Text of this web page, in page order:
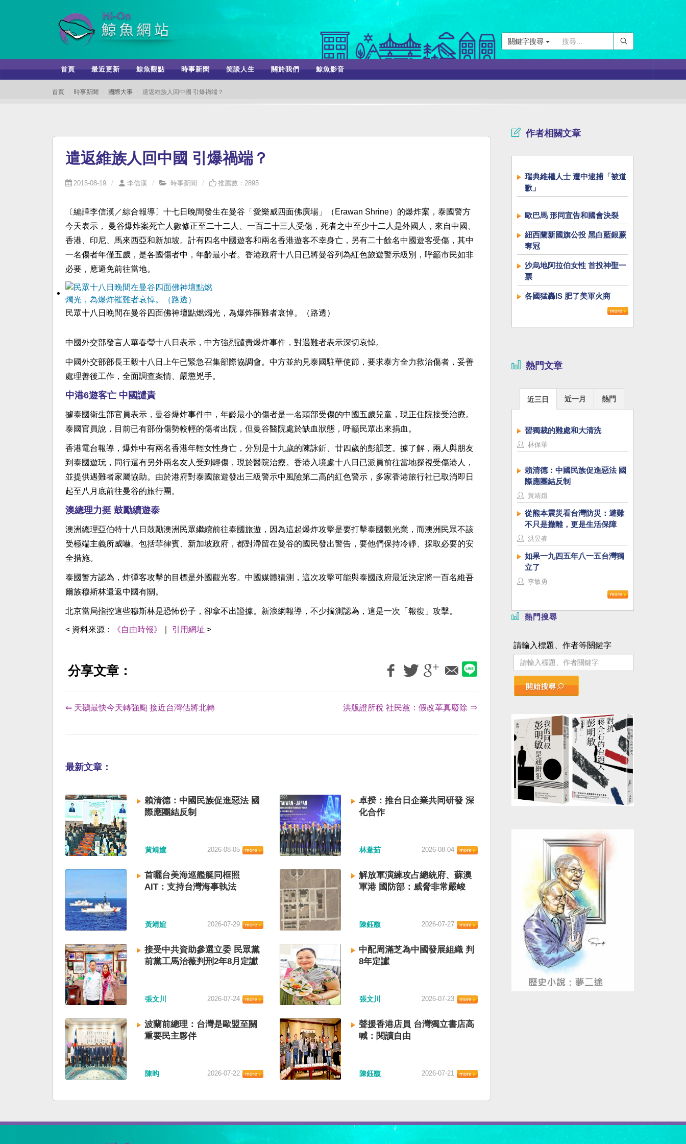
關鍵字搜尋
首頁 最近更新 鯨魚觀點 時事新聞 笑談人生 關於我們 鯨魚影音
首頁 時事新聞 國際大事 遣返維族人回中國 引爆禍端？
遣返維族人回中國 引爆禍端？
2015-08-19 李信漢 時事新聞 推薦數：2895
〔編譯李信漢／綜合報導〕十七日晚間發生在曼谷「愛樂威四面佛廣場」（Erawan Shrine）的爆炸案，泰國警方
今天表示， 曼谷爆炸案死亡人數修正至二十二人、一百二十三人受傷，死者之中至少十二人是外國人，來自中國、
香港、印尼、馬來西亞和新加坡。計有四名中國遊客和兩名香港遊客不幸身亡，另有二十餘名中國遊客受傷，其中
一名傷者年僅五歲，是各國傷者中，年齡最小者。香港政府十八日已將曼谷列為紅色旅遊警示級別，呼籲市民如非
必要，應避免前往當地。
民眾十八日晚間在曼谷四面佛神壇點燃燭光，為爆炸罹難者哀悼。（路透）
中國外交部發言人華春瑩十八日表示，中方強烈譴責爆炸事件，對遇難者表示深切哀悼。
中國外交部部長王毅十八日上午已緊急召集部際協調會。中方並約見泰國駐華使節，要求泰方全力救治傷者，妥善
處理善後工作，全面調查案情、嚴懲兇手。
中港6遊客亡 中國譴責
據泰國衛生部官員表示，曼谷爆炸事件中，年齡最小的傷者是一名頭部受傷的中國五歲兒童，現正住院接受治療。
泰國官員說，目前已有部份傷勢較輕的傷者出院，但曼谷醫院處於缺血狀態，呼籲民眾出來捐血。
香港電台報導，爆炸中有兩名香港年輕女性身亡，分別是十九歲的陳詠釿、廿四歲的彭韻芝。據了解，兩人與朋友
到泰國遊玩，同行還有另外兩名友人受到輕傷，現於醫院治療。香港入境處十八日已派員前往當地探視受傷港人，
並提供遇難者家屬協助。由於港府對泰國旅遊發出三級警示中風險第二高的紅色警示，多家香港旅行社已取消即日
起至八月底前往曼谷的旅行團。
澳總理力挺 鼓勵續遊泰
澳洲總理亞伯特十八日鼓勵澳洲民眾繼續前往泰國旅遊，因為這起爆炸攻擊是要打擊泰國觀光業，而澳洲民眾不該
受極端主義所威嚇。包括菲律賓、新加坡政府，都對滯留在曼谷的國民發出警告，要他們保持冷靜、採取必要的安
全措施。
泰國警方認為，炸彈客攻擊的目標是外國觀光客。中國媒體猜測，這次攻擊可能與泰國政府最近決定將一百名維吾
爾族穆斯林遣返中國有關。
北京當局指控這些穆斯林是恐怖份子，卻拿不出證據。新浪網報導，不少揣測認為，這是一次「報復」攻擊。
< 資料來源： 《自由時報》 引用網址 >
分享文章：
⇐ 天鵝最快今天轉強颱 接近台灣估將北轉 洪版證所稅 社民黨：假改革真廢除 ⇒
最新文章：
賴清德：中國民族促進惡法 國
際應團結反制
黃靖媗 2026-08-05
卓揆：推台日企業共同研發 深
化合作
林薏茹 2026-08-04
首曬台美海巡艦艇同框照
AIT：支持台灣海事執法
黃靖媗 2026-07-29
解放軍演練攻占總統府、蘇澳
軍港 國防部：威脅非常嚴峻
陳鈺馥 2026-07-27
接受中共資助參選立委 民眾黨
前黨工馬治薇判刑2年8月定讞
張文川 2026-07-24
中配周滿芝為中國發展組織 判
8年定讞
張文川 2026-07-23
波蘭前總理：台灣是歐盟至關
重要民主夥伴
陳昀 2026-07-22
聲援香港店員 台灣獨立書店高
喊：閱讀自由
陳鈺馥 2026-07-21
作者相關文章
瑞典維權人士 遭中逮捕「被道
歉」
歐巴馬 形同宣告和國會決裂
紐西蘭新國旗公投 黑白藍銀蕨
奪冠
沙烏地阿拉伯女性 首投神聖一
票
各國猛轟IS 肥了美軍火商
熱門文章
近三日 近一月 熱門
習獨裁的難處和大清洗
林保華
賴清德：中國民族促進惡法 國
際應團結反制
黃靖媗
從熊本震災看台灣防災：避難
不只是撤離，更是生活保障
洪昱睿
如果一九四五年八一五台灣獨
立了
李敏勇
熱門搜尋
請輸入標題、作者等關鍵字
開始搜尋